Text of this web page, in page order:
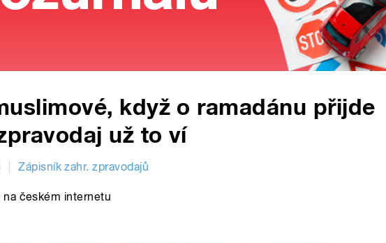
když o ramadánu přijde
už to ví
Zápisník zahr. zpravodajů
na českém internetu